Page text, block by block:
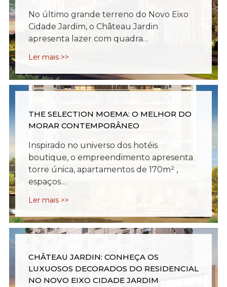
No último grande terreno do Novo Eixo
Cidade Jardim, o Château Jardin
apresenta lazer com quadra…
Ler mais >>
THE SELECTION MOEMA: O MELHOR DO
MORAR CONTEMPORÂNEO
Inspirado no universo dos hotéis
boutique, o empreendimento apresenta
torre única, apartamentos de 170m² ,
espaços…
Ler mais >>
CHÂTEAU JARDIN: CONHEÇA OS
LUXUOSOS DECORADOS DO RESIDENCIAL
NO NOVO EIXO CIDADE JARDIM